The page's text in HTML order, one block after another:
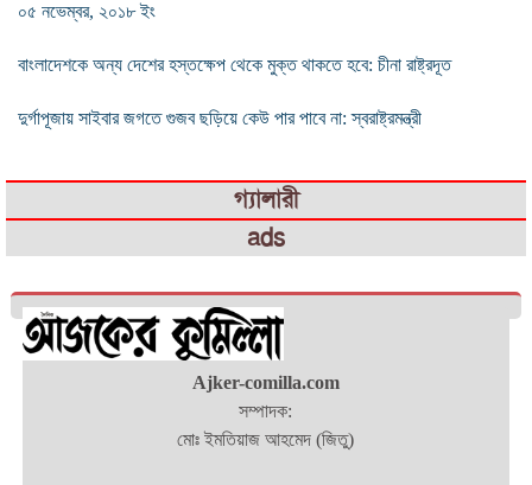
০৫ নভেম্বর, ২০১৮ ইং
বাংলাদেশকে অন্য দেশের হস্তক্ষেপ থেকে মুক্ত থাকতে হবে: চীনা রাষ্ট্রদূত
দুর্গাপূজায় সাইবার জগতে গুজব ছড়িয়ে কেউ পার পাবে না: স্বরাষ্ট্রমন্ত্রী
গ্যালারী
ads
Ajker-comilla.com
সম্পাদক:
মোঃ ইমতিয়াজ আহমেদ (জিতু)